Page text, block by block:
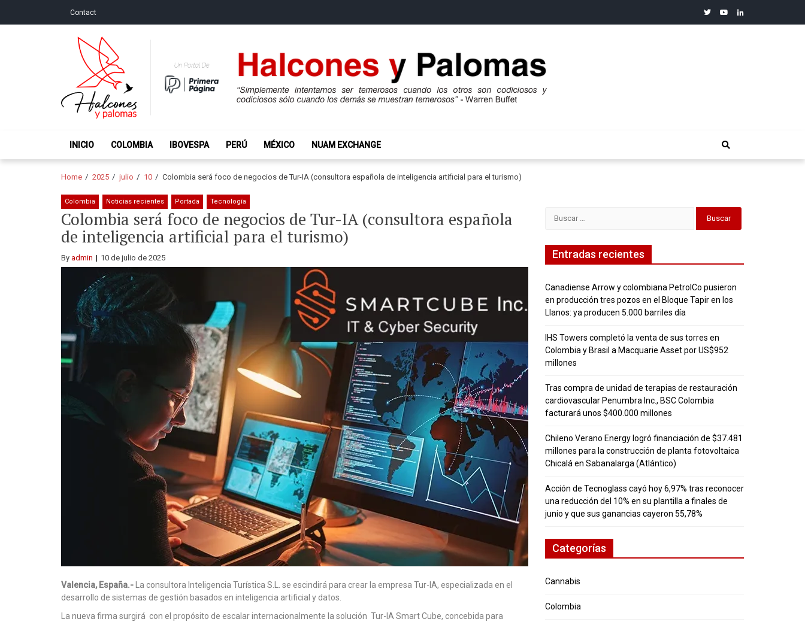
Contact twitteryoutubelinkedin
Halcones y Palomas
INICIO COLOMBIA IBOVESPA PERÚ MÉXICO NUAM EXCHANGE
Home 2025 julio 10 Colombia será foco de negocios de Tur-IA (consultora española de inteligencia artificial para el turismo)
Colombia Noticias recientes Portada Tecnología
Colombia será foco de negocios de Tur-IA (consultora española
de inteligencia artificial para el turismo)
By admin 10 de julio de 2025
Valencia, España.- La consultora Inteligencia Turística S.L. se escindirá para crear la empresa Tur-IA, especializada en el
desarrollo de sistemas de gestión basados en inteligencia artificial y datos.
La nueva firma surgirá con el propósito de escalar internacionalmente la solución Tur-IA Smart Cube, concebida para
Entradas recientes
Canadiense Arrow y colombiana PetrolCo pusieron
en producción tres pozos en el Bloque Tapir en los
Llanos: ya producen 5.000 barriles día
IHS Towers completó la venta de sus torres en
Colombia y Brasil a Macquarie Asset por US$952
millones
Tras compra de unidad de terapias de restauración
cardiovascular Penumbra Inc., BSC Colombia
facturará unos $400.000 millones
Chileno Verano Energy logró financiación de $37.481
millones para la construcción de planta fotovoltaica
Chicalá en Sabanalarga (Atlántico)
Acción de Tecnoglass cayó hoy 6,97% tras reconocer
una reducción del 10% en su plantilla a finales de
junio y que sus ganancias cayeron 55,78%
Categorías
Cannabis
Colombia